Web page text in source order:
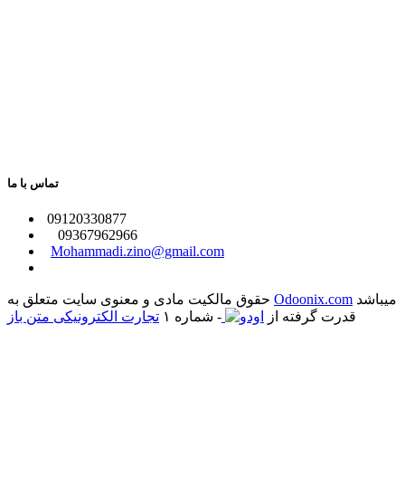
تماس با ما
​09120330877
09367962966
Mohammadi.zino@gmail.com
Odoonix.com میباشد
قدرت گرفته از
- شماره ۱ تجارت الکترونیکی متن باز